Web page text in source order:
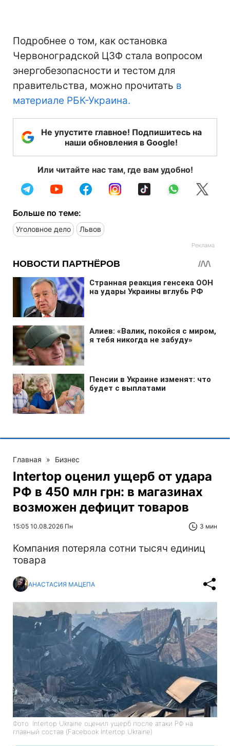
Подробнее о том, как остановка
Червоноградской ЦЗФ стала вопросом
энергобезопасности и тестом для
правительства, можно прочитать в
материале РБК-Украина.
Не упустите главное! Подпишитесь на
наши обновления в Google!
Или читайте нас там, где вам удобно!
Больше по теме:
Уголовное дело Львов
Главная » Бизнес
Intertop оценил ущерб от удара
РФ в 450 млн грн: в магазинах
возможен дефицит товаров
15:05 10.08.2026 Пн 3 мин
Компания потеряла сотни тысяч единиц
товара
АНАСТАСИЯ МАЦЕПА
Фото: Intertop Ukraine оценил ущерб после атаки РФ на
главный состав (Facebook Intertop Ukraine)